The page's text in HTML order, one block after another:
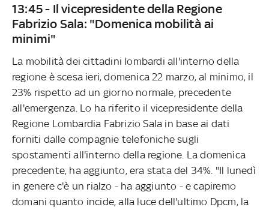
13:45 - Il vicepresidente della Regione
Fabrizio Sala: "Domenica mobilità ai
minimi"
La mobilità dei cittadini lombardi all'interno della
regione è scesa ieri, domenica 22 marzo, al minimo, il
23% rispetto ad un giorno normale, precedente
all'emergenza. Lo ha riferito il vicepresidente della
Regione Lombardia Fabrizio Sala in base ai dati
forniti dalle compagnie telefoniche sugli
spostamenti all'interno della regione. La domenica
precedente, ha aggiunto, era stata del 34%. "Il lunedì
in genere c'è un rialzo - ha aggiunto - e capiremo
domani quanto incide, alla luce dell'ultimo Dpcm, la